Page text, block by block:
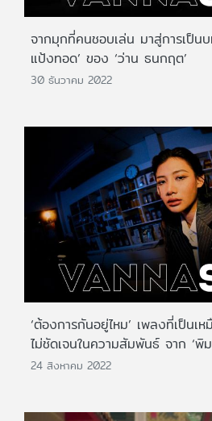
จากมุกที่คนชอบเล่น มาสู่การเป็น
แป้งทอด’ ของ ‘ว่าน ธนกฤต’
30 ธันวาคม 2022
‘ต้องการกันอยู่ไหม’ เพลงที่เป็นเ
ไม่ชัดเจนในความสัมพันธ์ จาก ‘พิ
24 สิงหาคม 2022